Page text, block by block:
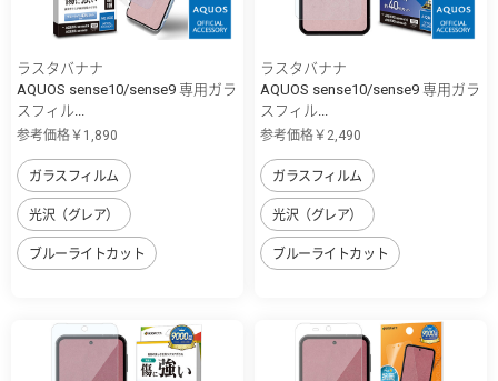
ラスタバナナ
AQUOS sense10/sense9 専用ガラ
スフィル...
参考価格￥1,890
ガラスフィルム
光沢（グレア）
ブルーライトカット
ラスタバナナ
AQUOS sense10/sense9 専用ガラ
スフィル...
参考価格￥2,490
ガラスフィルム
光沢（グレア）
ブルーライトカット